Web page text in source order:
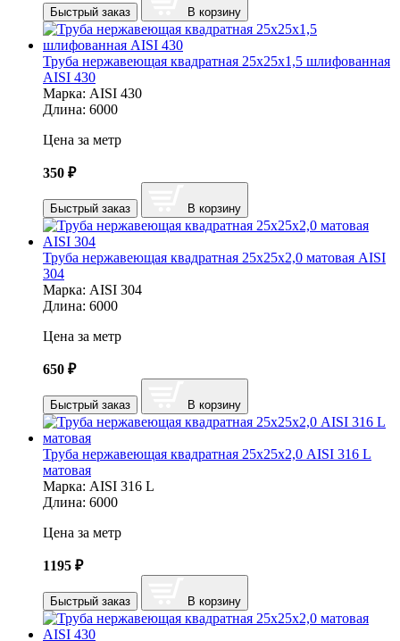
Быстрый заказ В корзину
Труба нержавеющая квадратная 25х25х1,5 шлифованная
AISI 430
Марка: AISI 430
Длина: 6000
Цена за метр
350 ₽
Быстрый заказ В корзину
Труба нержавеющая квадратная 25х25х2,0 матовая AISI
304
Марка: AISI 304
Длина: 6000
Цена за метр
650 ₽
Быстрый заказ В корзину
Труба нержавеющая квадратная 25х25х2,0 AISI 316 L
матовая
Марка: AISI 316 L
Длина: 6000
Цена за метр
1195 ₽
Быстрый заказ В корзину